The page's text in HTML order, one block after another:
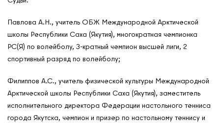
Павлова А.Н., учитель ОБЖ Международной Арктической
школы Республики Саха (Якутия), многократная чемпионка
РС(Я) по волейболу, 3-кратный чемпион высшей лиги, 2
спортивный разряд по волейболу;
Филиппов А.С., учитель физической культуры Международной
Арктической школы Республики Саха (Якутия), заместитель
исполнительного директора Федерации настольного тенниса
города Якутска, чемпион и призер по настольному теннису и